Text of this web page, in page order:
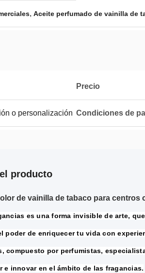
, Aceite perfumado de vainilla de
Precio
o personalización Condiciones de
producto
de vainilla de tabaco para centros
es una forma invisible de arte,
poder de enriquecer tu vida con
compuesto por perfumistas,
e innovar en el ámbito de las fragancias.